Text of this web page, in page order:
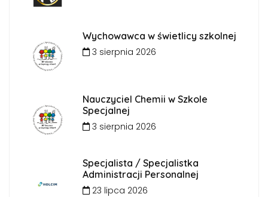
Wychowawca w świetlicy szkolnej
3 sierpnia 2026
Nauczyciel Chemii w Szkole
Specjalnej
3 sierpnia 2026
Specjalista / Specjalistka
Administracji Personalnej
23 lipca 2026